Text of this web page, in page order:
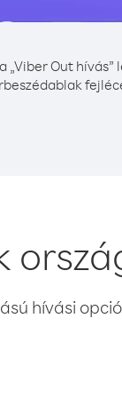
„Viber Out
hívási